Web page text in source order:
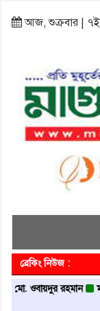
আজ, শুক্রবার | ৭ই
ব্রেকিং নিউজ :
রহমান মাগুরায়